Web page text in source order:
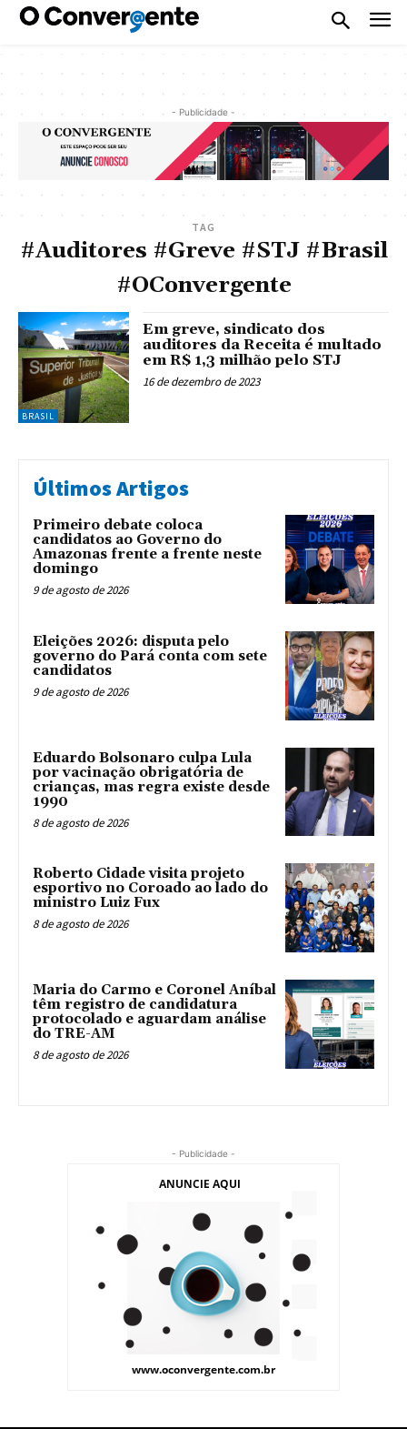
- Publicidade -
TAG
#Auditores #Greve #STJ #Brasil
#OConvergente
BRASIL
Em greve, sindicato dos
auditores da Receita é multado
em R$ 1,3 milhão pelo STJ
16 de dezembro de 2023
Últimos Artigos
Primeiro debate coloca
candidatos ao Governo do
Amazonas frente a frente neste
domingo
9 de agosto de 2026
Eleições 2026: disputa pelo
governo do Pará conta com sete
candidatos
9 de agosto de 2026
Eduardo Bolsonaro culpa Lula
por vacinação obrigatória de
crianças, mas regra existe desde
1990
8 de agosto de 2026
Roberto Cidade visita projeto
esportivo no Coroado ao lado do
ministro Luiz Fux
8 de agosto de 2026
Maria do Carmo e Coronel Aníbal
têm registro de candidatura
protocolado e aguardam análise
do TRE-AM
8 de agosto de 2026
- Publicidade -